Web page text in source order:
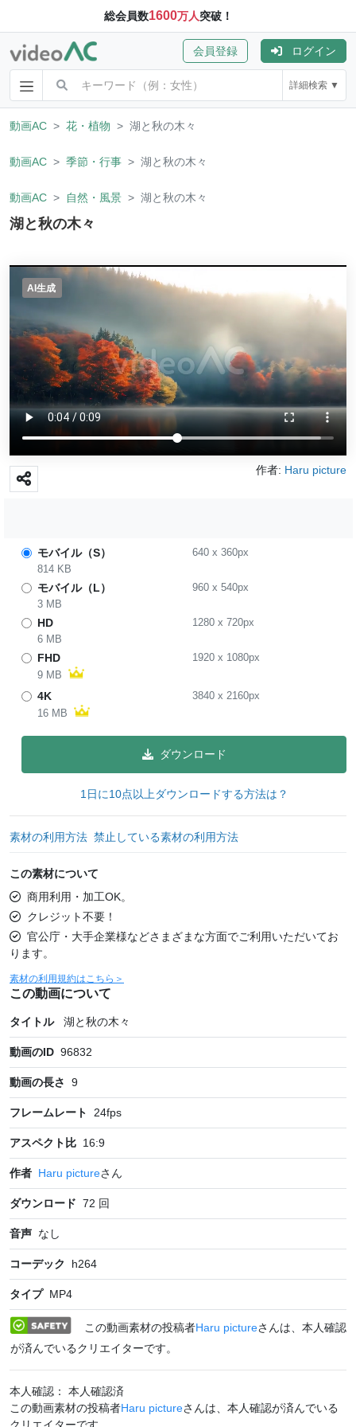
総会員数1600万人突破！
会員登録 ログイン
詳細検索 ▼
動画AC 花・植物 湖と秋の木々
動画AC 季節・行事 湖と秋の木々
動画AC 自然・風景 湖と秋の木々
湖と秋の木々
AI生成
作者: Haru picture
モバイル（S） 640x 360px
814 KB
モバイル（L） 960x 540px
3 MB
HD 1280x 720px
6 MB
FHD 1920x 1080px
9 MB
4K 3840x 2160px
16 MB
ダウンロード
1日に10点以上ダウンロードする方法は？
素材の利用方法 禁止している素材の利用方法
この素材について
商用利用・加工OK。
クレジット不要！
官公庁・大手企業様などさまざまな方面でご利用いただいてお
ります。
素材の利用規約はこちら＞
この動画について
タイトル 湖と秋の木々
動画のID 96832
動画の長さ 9
フレームレート 24fps
アスペクト比 16:9
作者 Haru pictureさん
ダウンロード 72 回
音声 なし
コーデック h264
タイプ MP4
この動画素材の投稿者Haru pictureさんは、本人確認
が済んでいるクリエイターです。
本人確認： 本人確認済
この動画素材の投稿者Haru pictureさんは、本人確認が済んでいる
クリエイターです。